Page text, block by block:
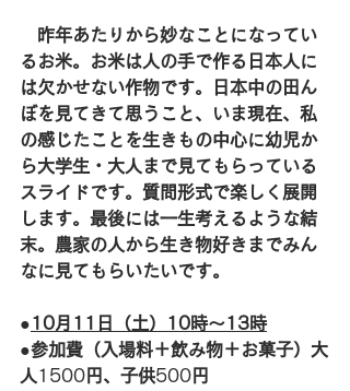
昨年あたりから妙なことになってい
るお米。お米は人の手で作る日本人に
は欠かせない作物です。日本中の田ん
ぼを見てきて思うこと、いま現在、私
の感じたことを生きもの中心に幼児か
ら大学生・大人まで見てもらっている
スライドです。質問形式で楽しく展開
します。最後には一生考えるような結
末。農家の人から生き物好きまでみん
なに見てもらいたいです。
●10月11日（土）10時～13時
●参加費（入場料＋飲み物＋お菓子）大
人 1500 円、子供500 円